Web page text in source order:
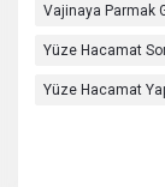
Vajinaya Parmak
Yüze Hacamat
Yüze Hacamat